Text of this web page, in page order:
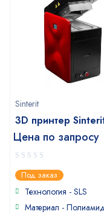
Sinterit
3D принтер
Цена по запросу
0
out
of
Под заказ
Технология - SLS
Материал -